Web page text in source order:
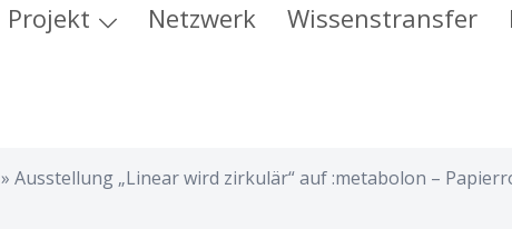
Projekt Netzwerk Wissenstransfer
» Ausstellung „Linear wird zirkulär“ auf :metabolon –